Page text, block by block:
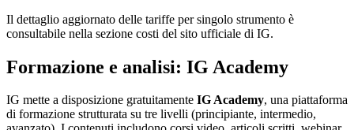
Il dettaglio aggiornato delle tariffe per singolo strumento è
consultabile nella sezione costi del sito ufficiale di IG.
Formazione e analisi: IG Academy
IG mette a disposizione gratuitamente IG Academy, una piattaforma
di formazione strutturata su tre livelli (principiante, intermedio,